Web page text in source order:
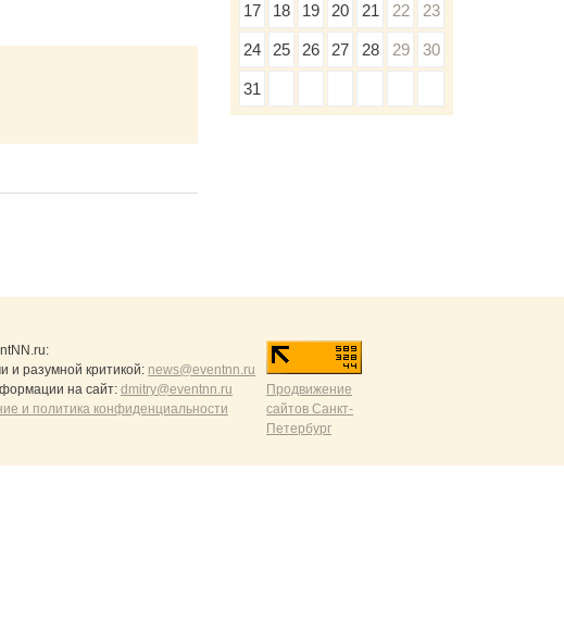
17 18 19 20 21 22 23
24 25 26 27 28 29 30
31
:
и разумной критикой: news@eventnn.ru
на сайт: dmitry@eventnn.ru
и политика конфиденциальности
Продвижение
сайтов Санкт-
Петербург